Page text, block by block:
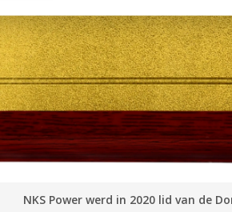
NKS Power werd in 2020 lid van de